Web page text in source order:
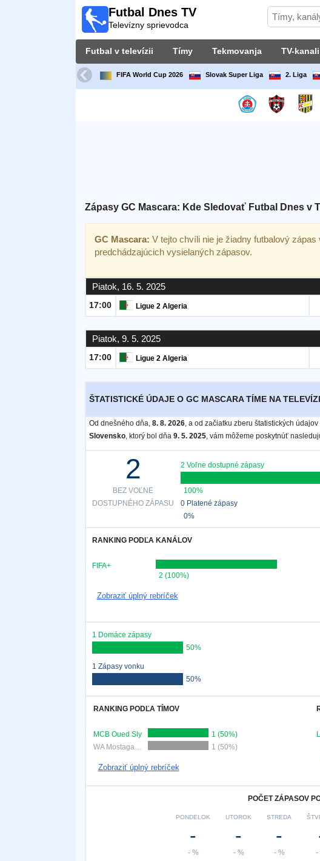
Futbal Dnes TV
Televízny sprievodca
Futbal v televízii Tímy Tekmovanja TV-kanali
FIFA World Cup 2026 Slovak Super Liga 2. Liga
Zápasy GC Mascara: Kde Sledovať Futbal Dnes v
GC Mascara: V tejto chvíli nie je žiadny futbalový
predchádzajúcich vysielaných zápasov.
Piatok, 16. 5. 2025
17:00 Ligue 2 Algeria
Piatok, 9. 5. 2025
17:00 Ligue 2 Algeria
ŠTATISTICKÉ ÚDAJE O GC MASCARA TÍME NA
Od dnešného dňa, 8. 8. 2026, a od začiatku zberu štatistických
Slovensko, ktorý bol dňa 9. 5. 2025, vám môžeme poskytnúť
2
BEZ VOĽNE
DOSTUPNÉHO ZÁPASU
2 Voľne dostupné zápasy
100%
0 Platené zápasy
0%
RANKING PODĽA KANÁLOV
FIFA+
2 (100%)
Zobraziť úplný rebríček
1 Domáce zápasy
50%
1 Zápasy vonku
50%
RANKING PODĽA TÍMOV
MCB Oued Sly
1 (50%)
WA Mostaganem
1 (50%)
Zobraziť úplný rebríček
POČET ZÁPASOV
PONDELOK
-
- %
UTOROK
-
- %
STREDA
-
- % -